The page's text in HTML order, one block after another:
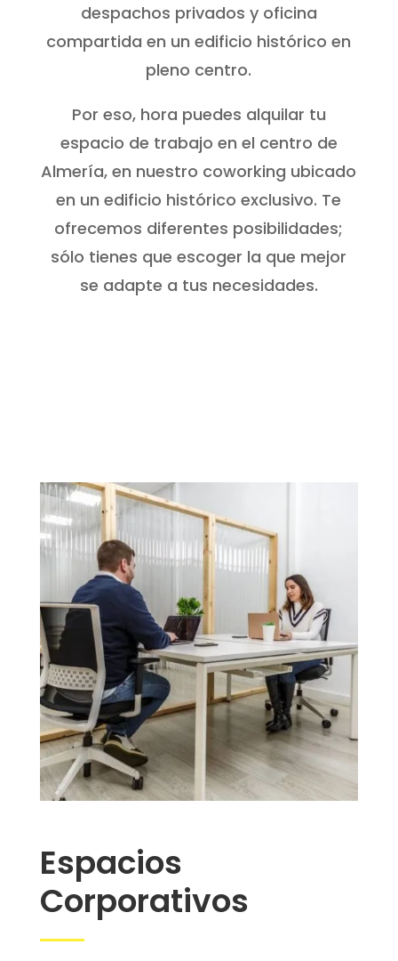
despachos privados y oficina
compartida en un edificio histórico en
pleno centro.
Por eso, hora puedes alquilar tu
espacio de trabajo en el centro de
Almería, en nuestro coworking ubicado
en un edificio histórico exclusivo. Te
ofrecemos diferentes posibilidades;
sólo tienes que escoger la que mejor
se adapte a tus necesidades.
Espacios
Corporativos